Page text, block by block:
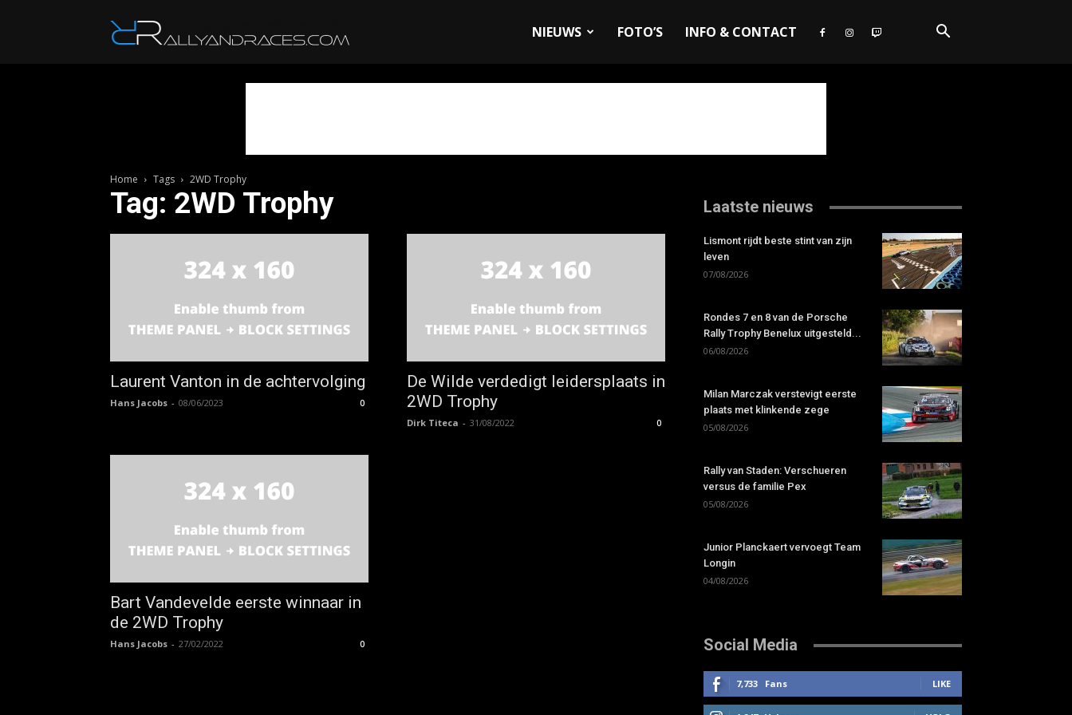
NIEUWS FOTO’S INFO & CONTACT
Home Tags 2WD Trophy
Tag: 2WD Trophy
Laurent Vanton in de achtervolging
Hans Jacobs - 08/06/2023 0
De Wilde verdedigt leidersplaats in
2WD Trophy
Dirk Titeca - 31/08/2022 0
Bart Vandevelde eerste winnaar in
de 2WD Trophy
Hans Jacobs - 27/02/2022 0
Laatste nieuws
Lismont rijdt beste stint van zijn
leven
07/08/2026
Rondes 7 en 8 van de Porsche
Rally Trophy Benelux uitgesteld...
06/08/2026
Milan Marczak verstevigt eerste
plaats met klinkende zege
05/08/2026
Rally van Staden: Verschueren
versus de familie Pex
05/08/2026
Junior Planckaert vervoegt Team
Longin
04/08/2026
Social Media
7,733 Fans LIKE